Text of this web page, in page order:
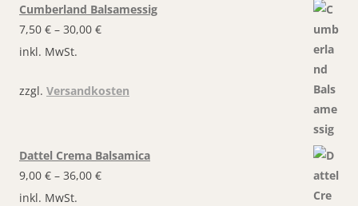
Cumberland Balsamessig
7,50 € – 30,00 €
inkl. MwSt.
zzgl. Versandkosten
Dattel Crema Balsamica
9,00 € – 36,00 €
inkl. MwSt.